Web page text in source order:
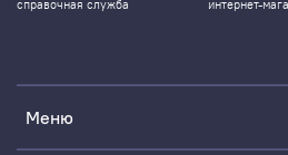
Меню
справочная служба интернет-